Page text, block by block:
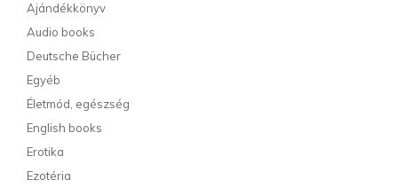
Ajándékkönyv
Audio books
Deutsche Bücher
Egyéb
Életmód, egészség
English books
Erotika
Ezotéria